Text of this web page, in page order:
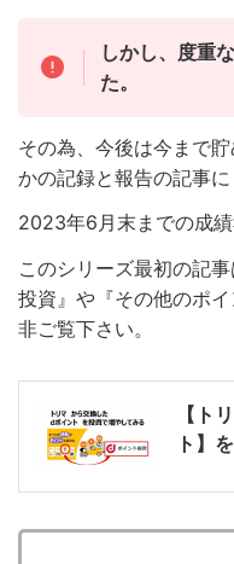
しかし、度重
た。
その為、今後は今まで
かの記録と報告の記事に
2023年6月末までの成績
このシリーズ最初の記
投資』や『その他のポ
非ご覧下さい。
【ト
ト】